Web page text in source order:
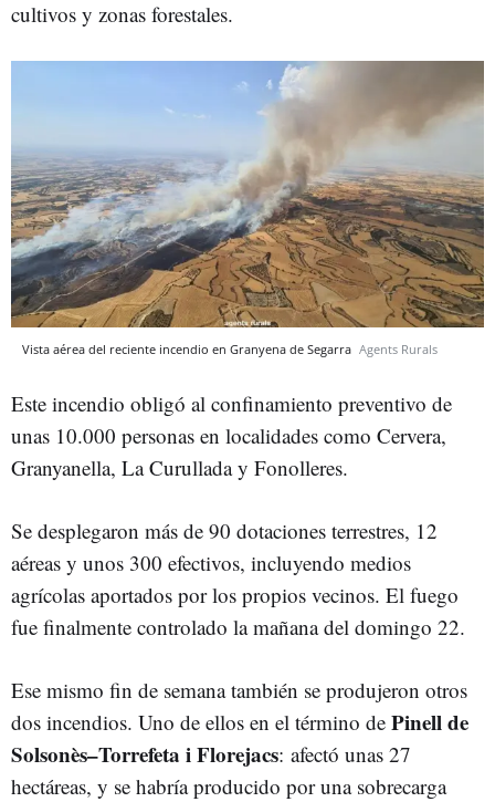
cultivos y zonas forestales.
Vista aérea del reciente incendio en Granyena de Segarra Agents Rurals
Este incendio obligó al confinamiento preventivo de
unas 10.000 personas en localidades como Cervera,
Granyanella, La Curullada y Fonolleres.
Se desplegaron más de 90 dotaciones terrestres, 12
aéreas y unos 300 efectivos, incluyendo medios
agrícolas aportados por los propios vecinos. El fuego
fue finalmente controlado la mañana del domingo 22.
Ese mismo fin de semana también se produjeron otros
dos incendios. Uno de ellos en el término de Pinell de
Solsonès–Torrefeta i Florejacs: afectó unas 27
hectáreas, y se habría producido por una sobrecarga